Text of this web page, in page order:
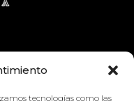
tecnologías como las